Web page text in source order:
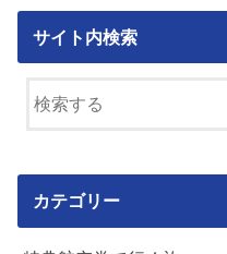
サイト内検索
カテゴリー